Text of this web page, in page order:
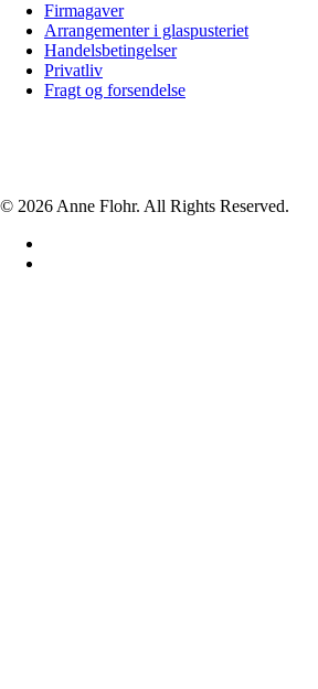
Firmagaver
Arrangementer i glaspusteriet
Handelsbetingelser
Privatliv
Fragt og forsendelse
© 2026 Anne Flohr. All Rights Reserved.